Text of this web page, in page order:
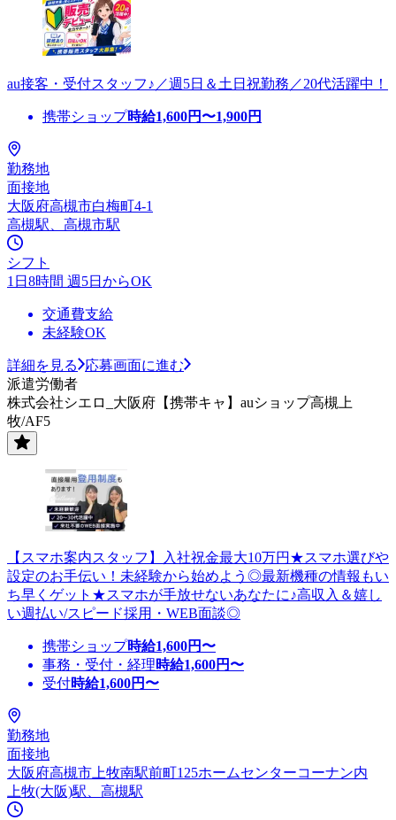
au接客・受付スタッフ♪／週5日＆土日祝勤務／20代活躍中！
携帯ショップ時給1,600円〜1,900円
勤務地
面接地
大阪府高槻市白梅町4-1
高槻駅、高槻市駅
シフト
1日8時間 週5日からOK
交通費支給
未経験OK
詳細を見る
応募画面に進む
派遣労働者
株式会社シエロ_大阪府【携帯キャ】auショップ高槻上
牧/AF5
【スマホ案内スタッフ】入社祝金最大10万円★スマホ選びや
設定のお手伝い！未経験から始めよう◎最新機種の情報もい
ち早くゲット★スマホが手放せないあなたに♪高収入＆嬉し
い週払い/スピード採用・WEB面談◎
携帯ショップ時給1,600円〜
事務・受付・経理時給1,600円〜
受付時給1,600円〜
勤務地
面接地
大阪府高槻市上牧南駅前町125ホームセンターコーナン内
上牧(大阪)駅、高槻駅